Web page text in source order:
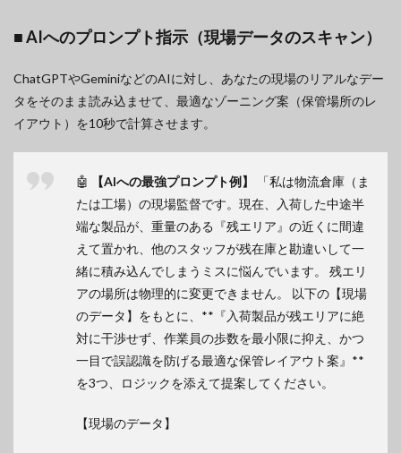
■ AIへのプロンプト指示（現場データのスキャン）
ChatGPTやGeminiなどのAIに対し、あなたの現場のリアルなデー
タをそのまま読み込ませて、最適なゾーニング案（保管場所のレ
イアウト）を10秒で計算させます。
🤖 【AIへの最強プロンプト例】
「私は物流倉庫（ま
たは工場）の現場監督です。現在、入荷した中途半
端な製品が、重量のある『残エリア』の近くに間違
えて置かれ、他のスタッフが残在庫と勘違いして一
緒に積み込んでしまうミスに悩んでいます。 残エリ
アの場所は物理的に変更できません。 以下の【現場
のデータ】をもとに、**『入荷製品が残エリアに絶
対に干渉せず、作業員の歩数を最小限に抑え、かつ
一目で誤認識を防げる最適な保管レイアウト案』**
を3つ、ロジックを添えて提案してください。
【現場のデータ】